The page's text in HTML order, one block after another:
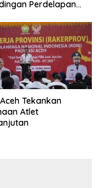
Perdelapan
Tekankan
Atlet